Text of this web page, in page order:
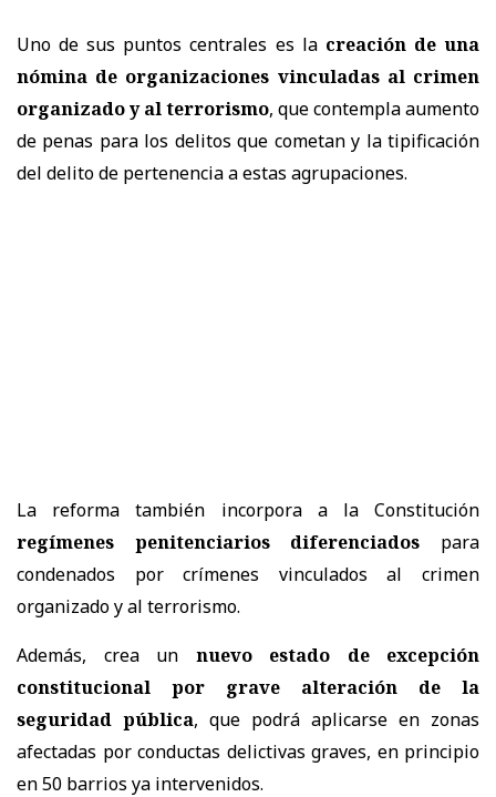
Uno de sus puntos centrales es la creación de una
nómina de organizaciones vinculadas al crimen
organizado y al terrorismo, que contempla aumento
de penas para los delitos que cometan y la tipificación
del delito de pertenencia a estas agrupaciones.
La reforma también incorpora a la Constitución
regímenes penitenciarios diferenciados para
condenados por crímenes vinculados al crimen
organizado y al terrorismo.
Además, crea un nuevo estado de excepción
constitucional por grave alteración de la
seguridad pública, que podrá aplicarse en zonas
afectadas por conductas delictivas graves, en principio
en 50 barrios ya intervenidos.